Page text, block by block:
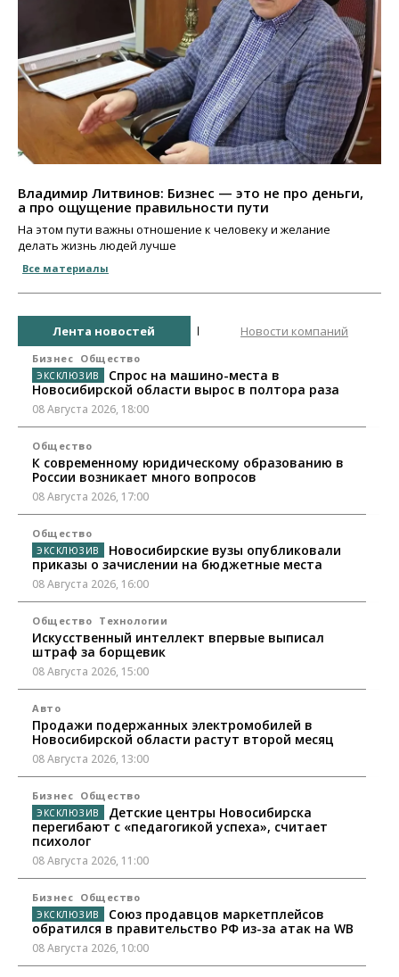
Владимир Литвинов: Бизнес — это не про деньги,
а про ощущение правильности пути
На этом пути важны отношение к человеку и желание
делать жизнь людей лучше
Все материалы
Лента новостей Новости компаний
Бизнес Общество
Спрос на машино-места в
Новосибирской области вырос в полтора раза
08 Августа 2026, 18:00
Общество
К современному юридическому образованию в
России возникает много вопросов
08 Августа 2026, 17:00
Общество
Новосибирские вузы опубликовали
приказы о зачислении на бюджетные места
08 Августа 2026, 16:00
Общество Технологии
Искусственный интеллект впервые выписал
штраф за борщевик
08 Августа 2026, 15:00
Авто
Продажи подержанных электромобилей в
Новосибирской области растут второй месяц
08 Августа 2026, 13:00
Бизнес Общество
Детские центры Новосибирска
перегибают с «педагогикой успеха», считает
психолог
08 Августа 2026, 11:00
Бизнес Общество
Союз продавцов маркетплейсов
обратился в правительство РФ из-за атак на WB
08 Августа 2026, 10:00